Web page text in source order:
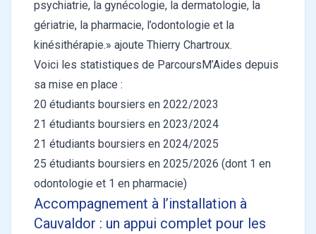
psychiatrie, la gynécologie, la dermatologie, la
gériatrie, la pharmacie, l’odontologie et la
kinésithérapie.» ajoute Thierry Chartroux.
Voici les statistiques de ParcoursM’Aides depuis
sa mise en place :
20 étudiants boursiers en 2022/2023
21 étudiants boursiers en 2023/2024
21 étudiants boursiers en 2024/2025
25 étudiants boursiers en 2025/2026 (dont 1 en
odontologie et 1 en pharmacie)
Accompagnement à l’installation à
Cauvaldor : un appui complet pour les